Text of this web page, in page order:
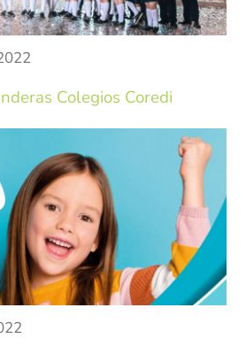
Pastoral
Direccionamiento
Estratégico
Objetivos Estratégicos
Plan de Desarrollo
Innovación y Desarrollo
Grupo Empresarial
COREDI Publicaciones y
COREDI Inmobiliaria y
Colegios Coredi